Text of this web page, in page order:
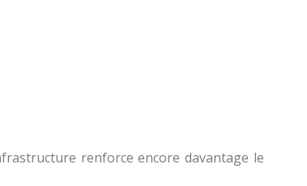
renforce encore davantage le